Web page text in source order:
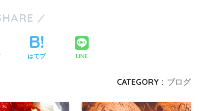
はてブ LINE
CATEGORY : ブログ